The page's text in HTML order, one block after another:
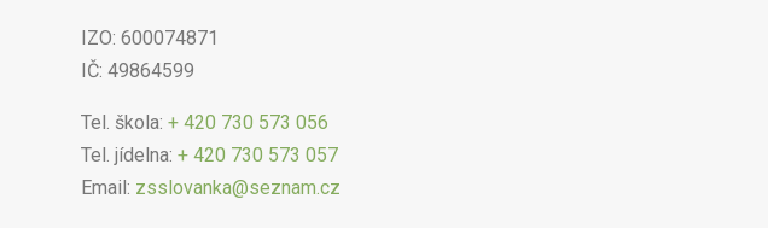
IZO: 600074871
IČ: 49864599
Tel. škola: + 420 730 573 056
Tel. jídelna: + 420 730 573 057
Email: zsslovanka@seznam.cz